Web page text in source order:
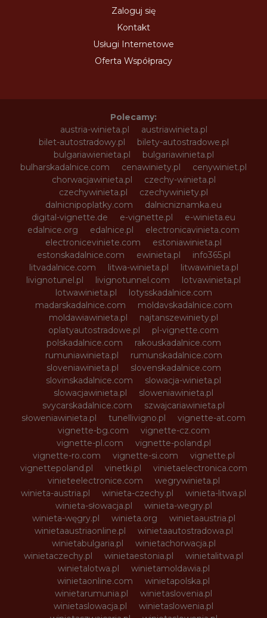
Zaloguj się
Kontakt
Usługi Internetowe
Oferta Współpracy
Polecamy:
austria-winieta.pl
austriawinieta.pl
bilet-autostradowy.pl
bilety-autostradowe.pl
bulgariawienieta.pl
bulgariawinieta.pl
bulharskadalnice.com
cenawiniety.pl
cenywiniet.pl
chorwacjawinieta.pl
czechy-winieta.pl
czechywinieta.pl
czechywiniety.pl
dalnicnipoplatky.com
dalnicniznamka.eu
digital-vignette.de
e-vignette.pl
e-winieta.eu
edalnice.org
edalnice.pl
electronicavinieta.com
electroniceviniete.com
estoniawinieta.pl
estonskadalnice.com
ewinieta.pl
info365.pl
litvadalnice.com
litwa-winieta.pl
litwawinieta.pl
livignotunel.pl
livignotunnel.com
lotvawinieta.pl
lotwawinieta.pl
lotysskadalnice.com
madarskadalnice.com
moldavskadalnice.com
moldawiawinieta.pl
najtanszewiniety.pl
oplatyautostradowe.pl
pl-vignette.com
polskadalnice.com
rakouskadalnice.com
rumuniawinieta.pl
rumunskadalnice.com
sloveniawinieta.pl
slovenskadalnice.com
slovinskadalnice.com
slowacja-winieta.pl
slowacjawinieta.pl
sloweniawinieta.pl
svycarskadalnice.com
szwajcariawinieta.pl
słoweniawinieta.pl
tunellivigno.pl
vignette-at.com
vignette-bg.com
vignette-cz.com
vignette-pl.com
vignette-poland.pl
vignette-ro.com
vignette-si.com
vignette.pl
vignettepoland.pl
vinetki.pl
vinietaelectronica.com
vinieteelectronice.com
wegrywinieta.pl
winieta-austria.pl
winieta-czechy.pl
winieta-litwa.pl
winieta-słowacja.pl
winieta-wegry.pl
winieta-węgry.pl
winieta.org
winietaaustria.pl
winietaaustriaonline.pl
winietaautostradowa.pl
winietabulgaria.pl
winietachorwacja.pl
winietaczechy.pl
winietaestonia.pl
winietalitwa.pl
winietalotwa.pl
winietamoldawia.pl
winietaonline.com
winietapolska.pl
winietarumunia.pl
winietaslovenia.pl
winietaslowacja.pl
winietaslowenia.pl